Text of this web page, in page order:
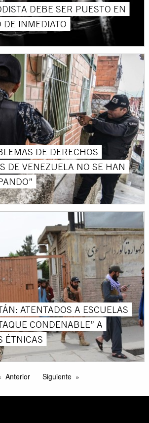
DEBE SER PUESTO EN
DE INMEDIATO
DE DERECHOS
DE VENEZUELA NO SE HAN
ATENTADOS A ESCUELAS
CONDENABLE” A
ÉTNICAS
Anterior Siguiente